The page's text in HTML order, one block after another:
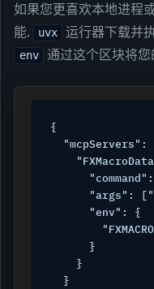
如果您更喜欢本地进程
能.
uvx 运行器下载并
env 通过这个区块将
{
"mcpServers":
"args":
      "env": {
      }
    }
  }